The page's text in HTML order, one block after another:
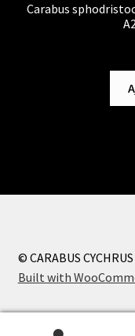
Carabus
© CARABUS
Built with